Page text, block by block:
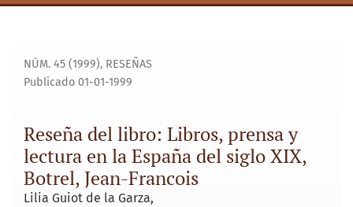
NÚM. 45 (1999), RESEÑAS
Reseña del libro: Libros, prensa y
lectura en la España del siglo XIX,
Botrel, Jean-Francois
Publicado 01-01-1999
Lilia Guiot de la Garza,